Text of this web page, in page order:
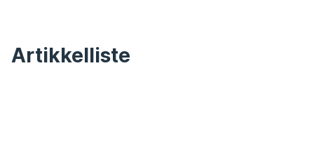
Artikkelliste